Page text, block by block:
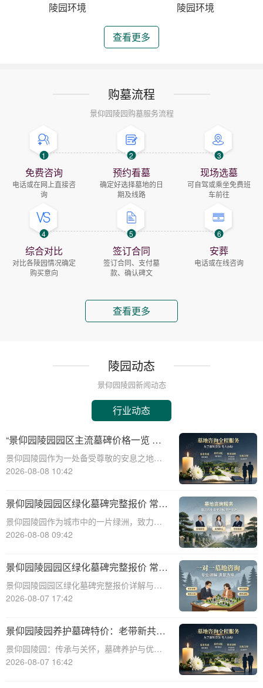
陵园环境 陵园环境
查看更多
购墓流程
景仰园陵园购墓服务流程
1
免费咨询
电话或在网上直接咨
询
2
预约看墓
确定好选择墓地的日
期及线路
3
现场选墓
可自驾或乘坐免费班
车前往
4
综合对比
对比各陵园情况确定
购买意向
5
签订合同
签订合同、支付墓
款、确认碑文
6
安葬
电话或在线咨询
查看更多
陵园动态
景仰园陵园新闻动态
行业动态
“景仰园陵园园区主流墓碑价格一览 常
年保洁养护随单赠送 专属优惠活动解
析”
景仰园陵园作为一处备受尊敬的安息之地，
其提供的墓碑价格和服务一直备受关注。本
格体系，详细介绍其常年保洁养护服务以及
专属优惠活动，为有意选择墓碑的家属提供
专业、详尽
2026-08-08 10:42
景仰园陵园园区绿化墓碑完整报价 常年
养护不收取额外费用详解与专属优惠活
动介绍
景仰园陵园作为城市中的一片绿洲，致力于
提供高质量、环保、可持续的墓碑服务。本
整报价，常年养护政策，以及专属优惠活
动，为寻求墓碑服务的家庭提供有价值的信
息。☎ 景仰
2026-08-08 09:42
景仰园陵园园区绿化墓碑完整报价 常年
养护不收取额外费用详解与优势分析
景仰园陵园园区绿化墓碑完整报价详解与优
势分析☎ 景仰园陵园电话:400-838-5063景
力于为家属提供高质量、个性化的墓碑选择
和园区绿化服务。本文将详细介绍景
2026-08-07 17:42
景仰园陵园养护墓碑特价：老带新共享
优惠，福利大放送！
景仰园陵园：传承与关怀，墓碑养护与优惠
活动深度解析☎ 景仰园陵园电话:400-838-
2026-08-07 16:42